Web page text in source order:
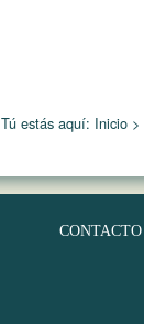
Tú estás aquí: Inicio >
CONTACTO